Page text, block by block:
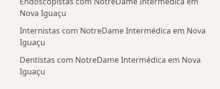
Nova Iguaçu
Internistas com NotreDame Intermédica em Nova
Iguaçu
Dentistas com NotreDame Intermédica em Nova
Iguaçu